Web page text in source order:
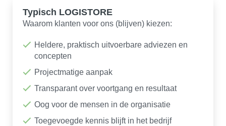
Typisch LOGISTORE
Waarom klanten voor ons (blijven) kiezen:
Heldere, praktisch uitvoerbare adviezen en
concepten
Projectmatige aanpak
Transparant over voortgang en resultaat
Oog voor de mensen in de organisatie
Toegevoegde kennis blijft in het bedrijf